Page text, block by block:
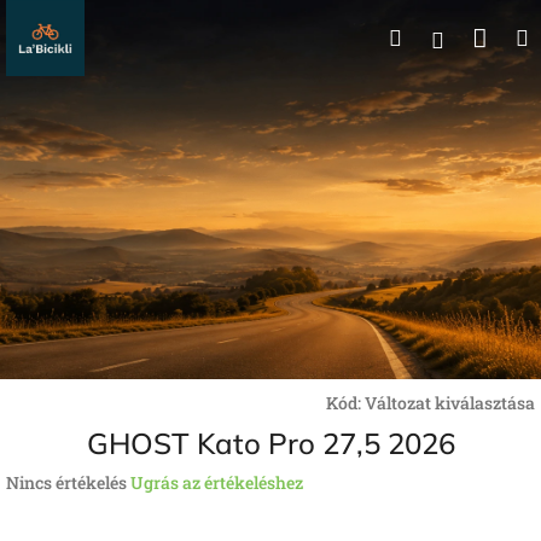
tartalomhoz
Keresés
Kód:Változat kiválasztása
GHOST Kato Pro 27,5 2026
A
Nincs értékelésUgrás az értékeléshez